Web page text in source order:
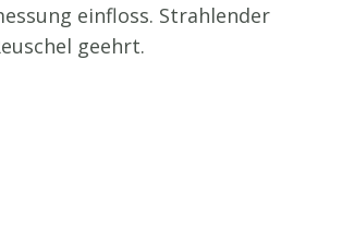
einfloss. Strahlender
geehrt.